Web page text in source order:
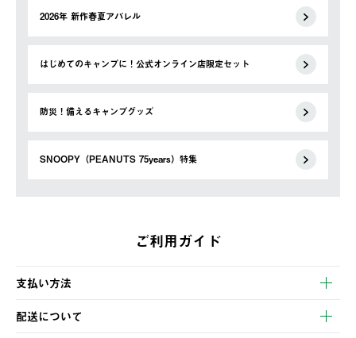
2026年 新作春夏アパレル
はじめてのキャンプに！公式オンライン店限定セット
防災！備えるキャンプグッズ
SNOOPY（PEANUTS 75years）特集
ご利用ガイド
支払い方法
以下のいずれかの方法でお支払いいただけます。
・クレジットカード決済
配送について